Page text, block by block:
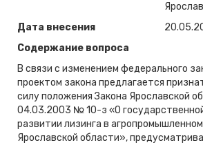
Дата внесения
Содержание вопроса
В связи с изменением федерального
проектом закона предлагается
силу положения Закона Ярославской
04.03.2003 № 10-з «О
развитии лизинга в
Ярославской области»,